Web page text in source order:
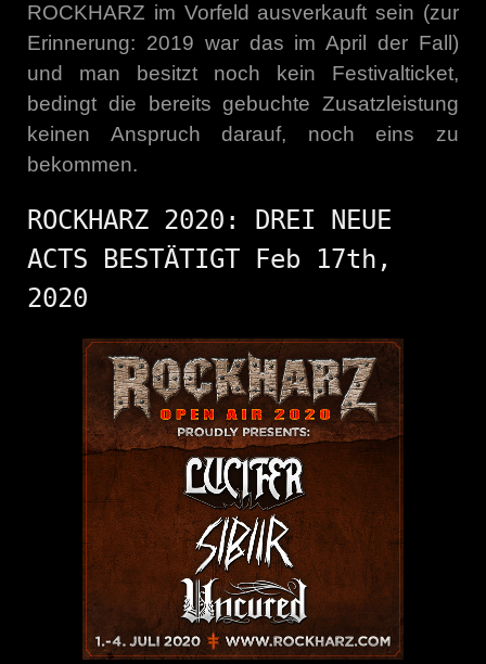
ROCKHARZ im Vorfeld ausverkauft sein (zur
Erinnerung: 2019 war das im April der Fall)
und man besitzt noch kein Festivalticket,
bedingt die bereits gebuchte Zusatzleistung
keinen Anspruch darauf, noch eins zu
bekommen.
ROCKHARZ 2020: DREI NEUE
ACTS BESTÄTIGT Feb 17th,
2020